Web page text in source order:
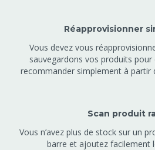
Réapprovisionner
Vous devez vous
sauvegardons vos produits pour
recommander simplement à partir
Scan produit
Vous n’avez plus de stock sur un
barre et ajoutez facilement